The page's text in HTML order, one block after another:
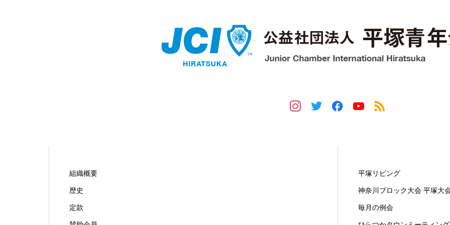
組織概要
歴史
定款
平塚リビング
神奈川ブロック大会 平塚大
毎月の例会